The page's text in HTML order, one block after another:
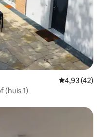
Gemiddelde
4,93 (42)
(huis 1)